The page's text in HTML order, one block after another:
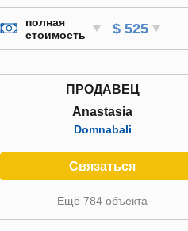
полная
стоимость
$ 525
ПРОДАВЕЦ
Anastasia
Domnabali
Связаться
Ещё 784 объекта